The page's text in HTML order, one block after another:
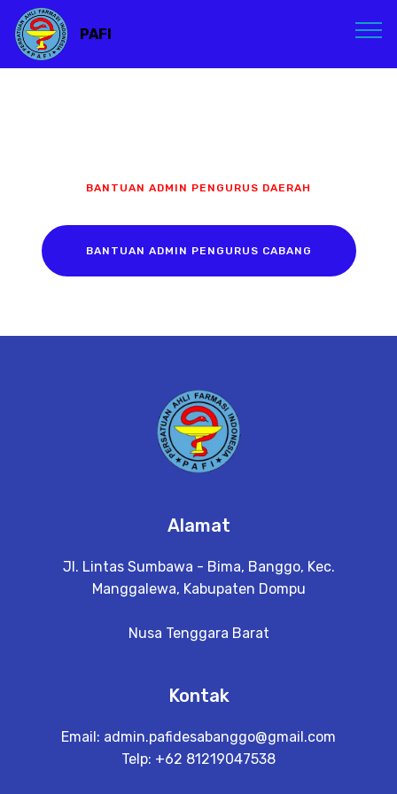
PAFI
BANTUAN ADMIN PENGURUS DAERAH
BANTUAN ADMIN PENGURUS CABANG
Alamat
Jl. Lintas Sumbawa - Bima, Banggo, Kec.
Manggalewa, Kabupaten Dompu
Nusa Tenggara Barat
Kontak
Email: admin.pafidesabanggo@gmail.com
Telp: +62 81219047538